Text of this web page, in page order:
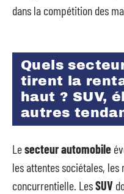
dans la compétition des
Quels
tirent la
haut ? SUV,
autres
Lesecteur automobile
les attentes sociétales,
concurrentielle. LesSUV